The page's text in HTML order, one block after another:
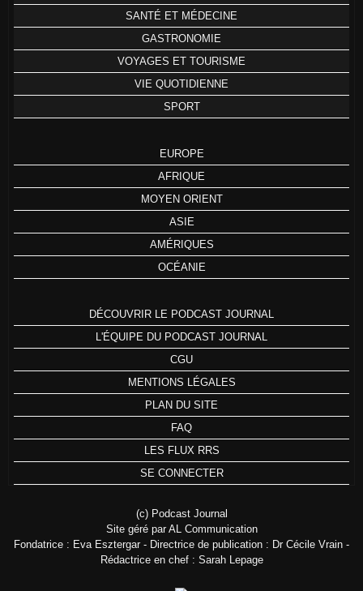
SANTÉ ET MÉDECINE
GASTRONOMIE
VOYAGES ET TOURISME
VIE QUOTIDIENNE
SPORT
EUROPE
AFRIQUE
MOYEN ORIENT
ASIE
AMÉRIQUES
OCÉANIE
DÉCOUVRIR LE PODCAST JOURNAL
L'ÉQUIPE DU PODCAST JOURNAL
CGU
MENTIONS LÉGALES
PLAN DU SITE
FAQ
LES FLUX RRS
SE CONNECTER
(c) Podcast Journal
Site géré par AL Communication
Fondatrice : Eva Esztergar - Directrice de publication : Dr Cécile Vrain -
Rédactrice en chef : Sarah Lepage